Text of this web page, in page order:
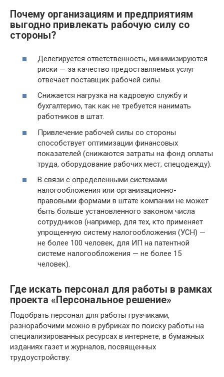
Почему организациям и предприятиям
выгодно привлекать рабочую силу со
стороны?
Делегируется ответственность, минимизируются
риски — за качество предоставляемых услуг
отвечает поставщик рабочей силы.
Снижается нагрузка на кадровую службу и
бухгалтерию, так как не требуется нанимать
работников в штат.
Привлечение рабочей силы со стороны
способствует оптимизации финансовых
показателей (снижаются затраты на фонд оплаты
труда, оборудование рабочих мест, спецодежду).
В связи с определенными системами
налогообложения или организационно-
правовыми формами в штате компании не может
быть больше установленного законом числа
сотрудников (например, для тех, кто применяет
упрощенную систему налогообложения (УСН) —
не более 100 человек, для ИП на патентной
системе налогообложения — не более 15
человек).
Где искать персонал для работы в рамках
проекта «Персональное решение»
Подобрать персонал для работы грузчиками,
разнорабочими можно в рубриках по поиску работы на
специализированных ресурсах в интернете, в бумажных
изданиях газет и журналов, посвященных
трудоустройству: